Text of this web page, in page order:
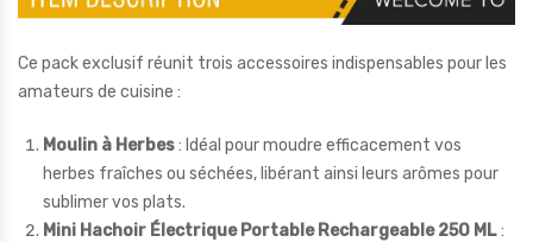
Ce pack exclusif réunit trois accessoires indispensables pour les
amateurs de cuisine :
Moulin à Herbes: Idéal pour moudre efficacement vos
herbes fraîches ou séchées, libérant ainsi leurs arômes pour
sublimer vos plats.
Mini Hachoir Électrique Portable Rechargeable 250 ML: